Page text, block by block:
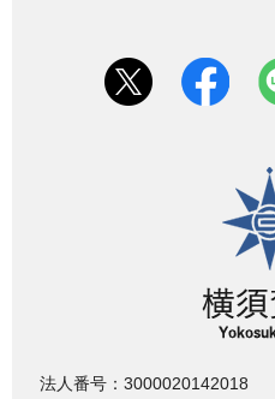
横須賀市
法人番号：3000020142018